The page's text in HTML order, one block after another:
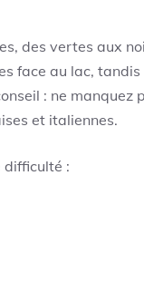
des vertes aux
face au lac,
: ne manquez
et italiennes.
difficulté :